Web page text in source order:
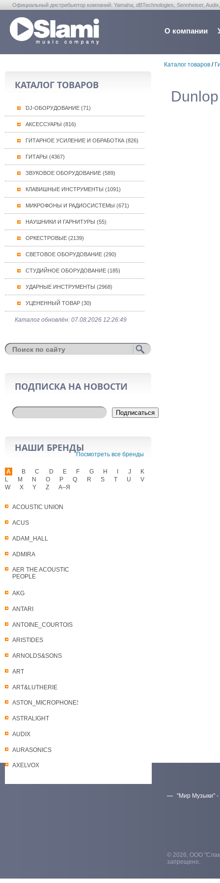
Официальный дистрибьютор компаний: Yamaha, dBTechnologies, Sennheiser,
О компании
КАТАЛОГ ТОВАРОВ
DJ-ОБОРУДОВАНИЕ (71)
АКСЕССУАРЫ (816)
ГИТАРНОЕ УСИЛЕНИЕ И ОБРАБОТКА (826)
ГИТАРЫ (4367)
ЗВУКОВОЕ ОБОРУДОВАНИЕ (589)
КЛАВИШНЫЕ ИНСТРУМЕНТЫ (1091)
МИКРОФОНЫ И РАДИОСИСТЕМЫ (671)
НАУШНИКИ И ГАРНИТУРЫ (55)
ОРКЕСТРОВЫЕ (2139)
СВЕТОВОЕ ОБОРУДОВАНИЕ (290)
СТУДИЙНОЕ ОБОРУДОВАНИЕ (185)
УДАРНЫЕ ИНСТРУМЕНТЫ (2968)
УЦЕНЕННЫЙ ТОВАР (30)
Каталог обновлён: 07.08.2026 12:26:49
ПОДПИСКА НА НОВОСТИ
Подписаться
НАШИ БРЕНДЫ
Посмотреть все бренды
A
ACOUSTIC UNION
ACUS
ADAM_HALL
ADMIRA
AER THE ACOUSTIC
PEOPLE
AKG
ANTARI
ANTOINE_COURTOIS
ARISTIDES
ARNOLDS&SONS
ART
ART&LUTHERIE
ASTON_MICROPHONES
ASTRALIGHT
AUDIX
AURASONICS
AXELVOX
B C D E F G H J
K
L
M N O P Q R S T U
V
W
X Y Z А–Я
Каталог товаров/
"Мир Музыки" -
© 2026, ООО
запрещено.